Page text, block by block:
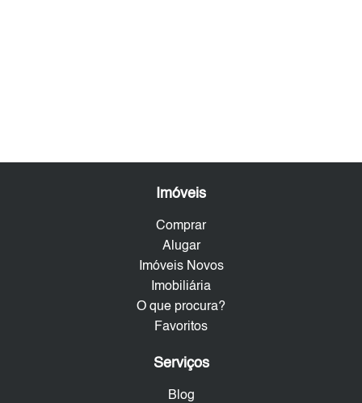
Imóveis
Comprar
Alugar
Imóveis Novos
Imobiliária
O que procura?
Favoritos
Serviços
Blog